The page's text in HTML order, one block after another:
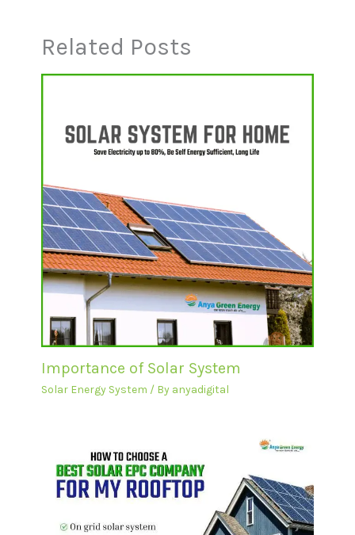
Related Posts
Importance of Solar System
Solar Energy System / By anyadigital